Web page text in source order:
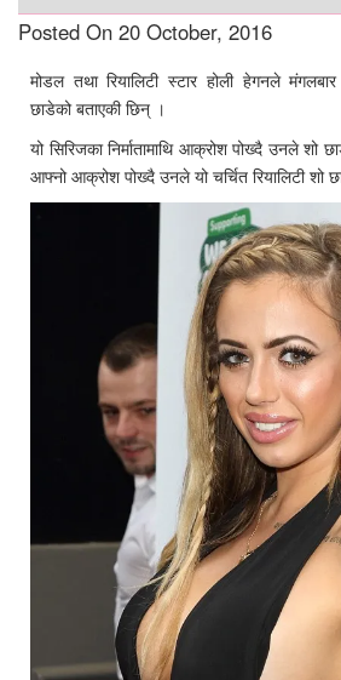
Posted On 20 October, 2016
मोडल तथा रियालिटी स्टार होली हेगनले मंगलबार
छाडेको बताएकी छिन् ।
यो सिरिजका निर्मातामाथि आक्रोश पोख्दै उनले शो
आफ्नो आक्रोश पोख्दै उनले यो चर्चित रियालिटी शो